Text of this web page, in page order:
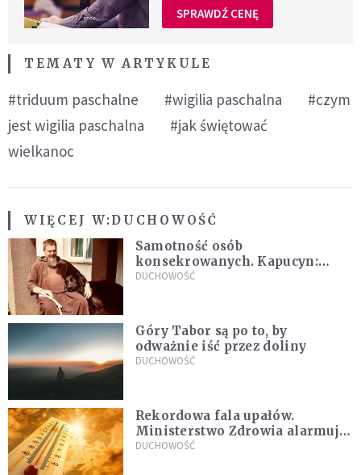
SPRAWDŹ CENĘ
TEMATY W ARTYKULE
#triduum paschalne #wigilia paschalna
#czym
jest wigilia paschalna
#jak świętować
wielkanoc
WIĘCEJ W:DUCHOWOŚĆ
Samotność osób
konsekrowanych. Kapucyn:
Życie w pojedynkę rzadko jest
DUCHOWOŚĆ
Góry Tabor są po to, by
odważnie iść przez doliny
DUCHOWOŚĆ
Rekordowa fala upałów.
Ministerstwo Zdrowia alarmuje
po doświadczeniach z czerwca
DUCHOWOŚĆ